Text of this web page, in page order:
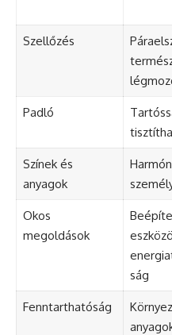
Szellőzés
Padló
Színek és
anyagok
Okos
megoldások
ság
Fenntarthatóság